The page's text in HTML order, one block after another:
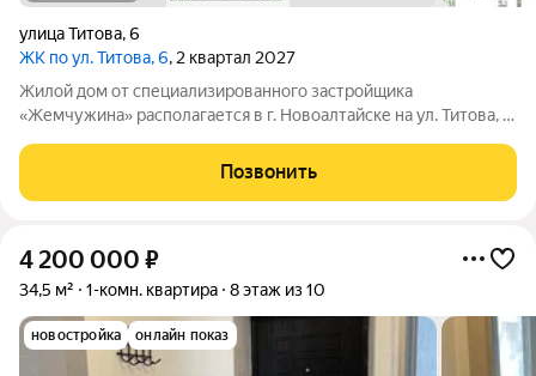
улица Титова,6
ЖК по ул. Титова, 6, 2 квартал 2027
Жилой дом от специализированного застройщика
«Жемчужина» располагается в г. Новоалтайске на ул. Титова, 6.
входа и один лифт.
Позвонить
4 200 000 ₽
34,5 м² 1-комн. квартира 8 этаж из 10
новостройка онлайн показ